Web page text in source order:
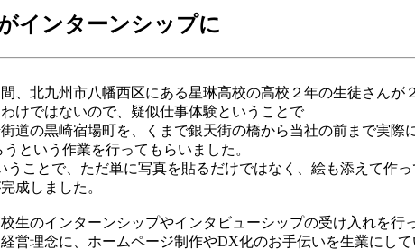
インターンシップに
、北九州市八幡西区にある星琳高校の高校２年の生徒さんが
けではないので、疑似仕事体験ということで
道の黒崎宿場町を、くまで銀天街の橋から当社の前まで実際
という作業を行ってもらいました。
うことで、ただ単に写真を貼るだけではなく、絵も添えて作
成しました。
生のインターンシップやインタビューシップの受け入れを行
営理念に、ホームページ制作やDX化のお手伝いを生業にして